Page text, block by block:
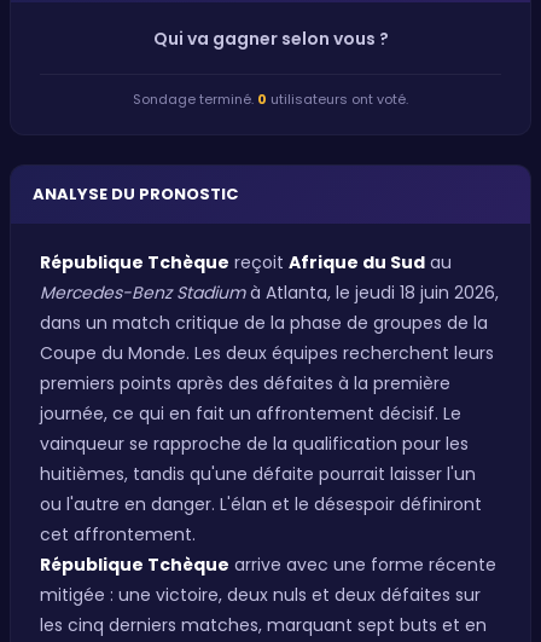
Qui va gagner selon vous ?
Sondage terminé. 0 utilisateurs ont voté.
ANALYSE DU PRONOSTIC
République Tchèque reçoit Afrique du Sud au
Mercedes-Benz Stadiumà Atlanta, le jeudi 18 juin 2026,
dans un match critique de la phase de groupes de la
Coupe du Monde. Les deux équipes recherchent leurs
premiers points après des défaites à la première
journée, ce qui en fait un affrontement décisif. Le
vainqueur se rapproche de la qualification pour les
huitièmes, tandis qu'une défaite pourrait laisser l'un
ou l'autre en danger. L'élan et le désespoir définiront
cet affrontement.
République Tchèque arrive avec une forme récente
mitigée : une victoire, deux nuls et deux défaites sur
les cinq derniers matches, marquant sept buts et en